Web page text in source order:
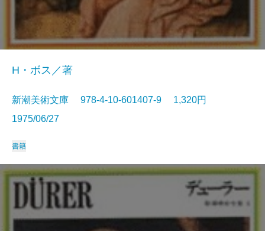
H・ボス／著
新潮美術文庫 978-4-10-601407-9 1,320円
1975/06/27
書籍